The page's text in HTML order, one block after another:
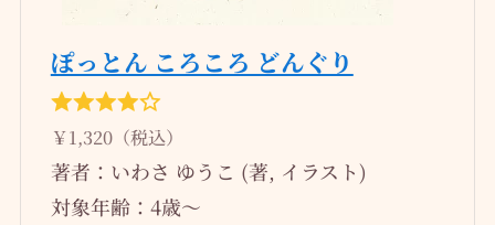
ぽっとん ころころ どんぐり
￥1,320（税込）
著者：いわさ ゆうこ (著, イラスト)
対象年齢：4歳～